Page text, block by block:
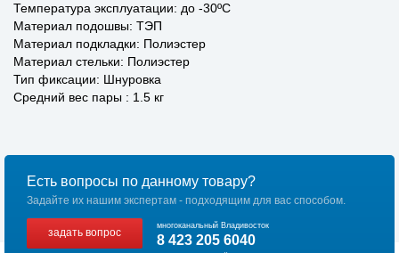
Температура эксплуатации: до -30ºС
Материал подошвы: ТЭП
Материал подкладки: Полиэстер
Материал стельки: Полиэстер
Тип фиксации: Шнуровка
Средний вес пары : 1.5 кг
Есть вопросы по данному товару?
Задайте их нашим экспертам - подходящим для вас способом.
задать вопрос
многоканальный Владивосток
8 423 205 6040